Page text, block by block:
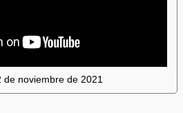
de noviembre de 2021